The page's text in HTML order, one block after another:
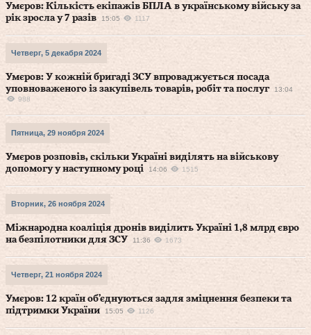
Умєров: Кількість екіпажів БПЛА в українському війську за
рік зросла у 7 разів
15:05 1117
Четверг, 5 декабря 2024
Умєров: У кожній бригаді ЗСУ впроваджується посада
уповноваженого із закупівель товарів, робіт та послуг
13:04
988
Пятница, 29 ноября 2024
Умєров розповів, скільки Україні виділять на військову
допомогу у наступному році
14:06 1515
Вторник, 26 ноября 2024
Міжнародна коаліція дронів виділить Україні 1,8 млрд євро
на безпілотники для ЗСУ
11:36 1673
Четверг, 21 ноября 2024
Умєров: 12 країн об’єднуються задля зміцнення безпеки та
підтримки України
15:05 1126